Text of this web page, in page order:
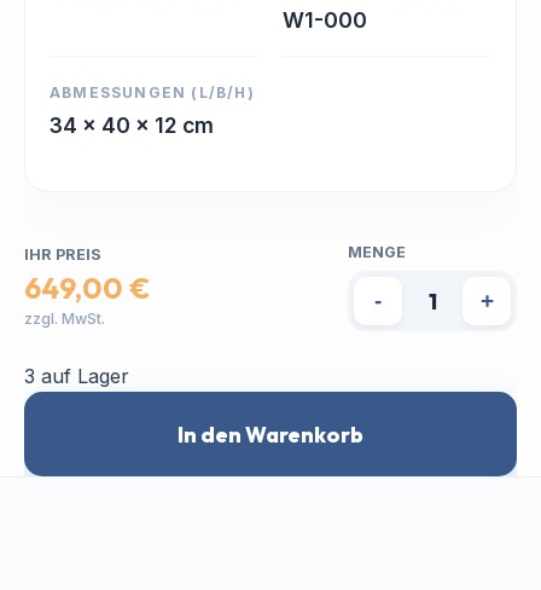
W1-000
ABMESSUNGEN (L/B/H)
34 x 40 x 12 cm
IHR PREIS
649,00 €
zzgl. MwSt.
MENGE
- +
3 auf Lager
In den Warenkorb